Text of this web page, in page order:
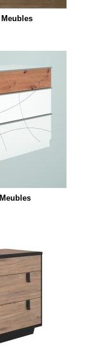
Meubles
Meubles